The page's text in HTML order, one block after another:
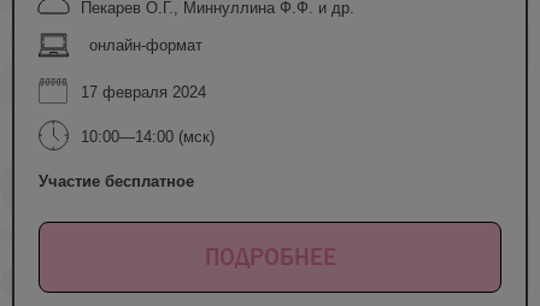
Пекарев О.Г., Миннуллина Ф.Ф. и др.
онлайн-формат
17 февраля 2024
10:00—14:00 (мск)
Участие бесплатное
ПОДРОБНЕЕ